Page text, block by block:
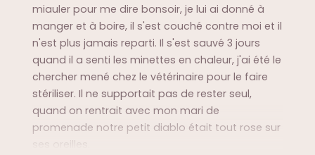
miauler pour me dire bonsoir, je lui ai donné à
manger et à boire, il s'est couché contre moi et il
n'est plus jamais reparti. Il s'est sauvé 3 jours
quand il a senti les minettes en chaleur, j'ai été le
chercher mené chez le vétérinaire pour le faire
stériliser. Il ne supportait pas de rester seul,
quand on rentrait avec mon mari de
promenade notre petit diablo était tout rose sur
ses oreilles.